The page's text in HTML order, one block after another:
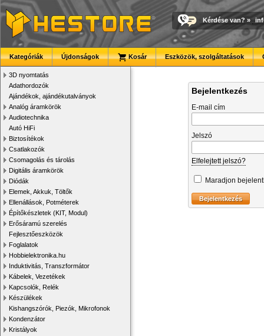
Kérdése van? »
Kategóriák Újdonságok Kosár Eszközök, szolgáltatások
3D nyomtatás
Adathordozók
Ajándékok, ajándékutalványok
Analóg áramkörök
Audiotechnika
Autó HiFi
Biztosítékok
Csatlakozók
Csomagolás és tárolás
Digitális áramkörök
Diódák
Elemek, Akkuk, Töltők
Ellenállások, Potméterek
Építőkészletek (KIT, Modul)
Erősáramú szerelés
Fejlesztőeszközök
Foglalatok
Hobbielektronika.hu
Induktivitás, Transzformátor
Kábelek, Vezetékek
Kapcsolók, Relék
Készülékek
Kishangszórók, Piezók, Mikrofonok
Kondenzátor
Kristályok
Bejelentkezés
E-mail cím
Jelszó
Elfelejtett jelszó?
Maradjon